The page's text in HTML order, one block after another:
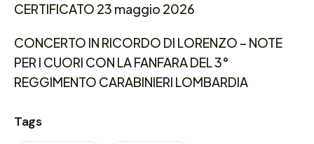
CERTIFICATO 23 maggio 2026
CONCERTO IN RICORDO DI LORENZO – NOTE
PER I CUORI CON LA FANFARA DEL 3°
REGGIMENTO CARABINIERI LOMBARDIA
Tags